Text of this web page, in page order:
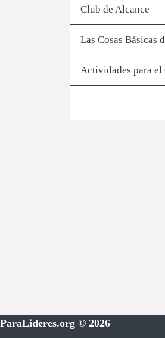
Club de Alcance
Las Cosas Básicas
Actividades para el
ParaLideres.org © 2026